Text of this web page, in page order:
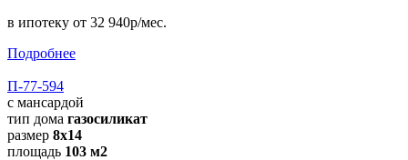
в ипотеку от 32 940р/мес.
Подробнее
П-77-594
с мансардой
тип дома газосиликат
размер 8х14
площадь 103 м2